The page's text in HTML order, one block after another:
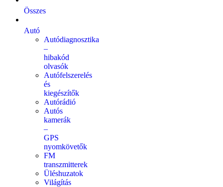
Összes
Autó
Autódiagnosztika
–
hibakód
olvasók
Autófelszerelés
és
kiegészítők
Autórádió
Autós
kamerák
–
GPS
nyomkövetők
FM
transzmitterek
Üléshuzatok
Világítás